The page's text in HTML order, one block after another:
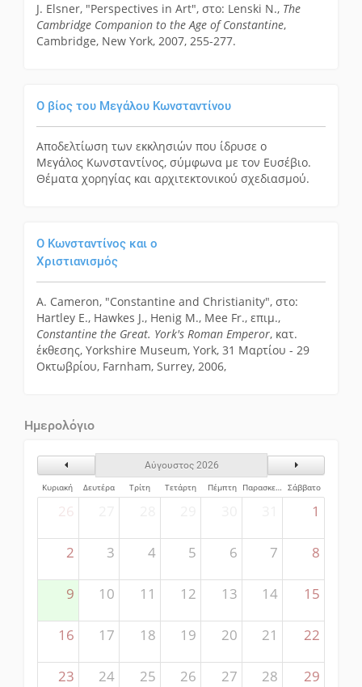
J. Elsner, "Perspectives in Art", στο: Lenski N., The
Cambridge Companion to the Age of Constantine,
Cambridge, New York, 2007, 255-277.
Ο βίος του Μεγάλου Κωνσταντίνου
Αποδελτίωση των εκκλησιών που ίδρυσε ο
Μεγάλος Κωνσταντίνος, σύμφωνα με τον Ευσέβιο.
Θέματα χορηγίας και αρχιτεκτονικού σχεδιασμού.
Ο Κωνσταντίνος και ο
Χριστιανισμός
Α. Cameron, "Constantine and Christianity", στο:
Hartley E., Hawkes J., Henig M., Mee Fr., επιμ.,
Constantine the Great. York's Roman Emperor, κατ.
έκθεσης, Yorkshire Museum, York, 31 Μαρτίου - 29
Οκτωβρίου, Farnham, Surrey, 2006,
Ημερολόγιο
Προηγούμενος ΜήναςΑύγουστος 2026
Επόμενος
Κυριακή
Δευτέρα Τρίτη Τετάρτη Πέμπτη Παρασκευή Σάββατο
26 1
2 3 4 5 6 7 8
9 10 11 12 13 14 15
16 17 18 19 20 21 22
23 24 25 26 27 28 29